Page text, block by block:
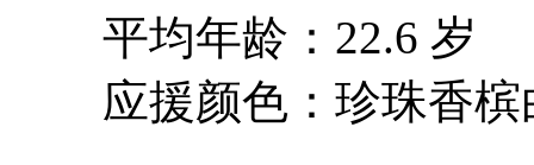
平均年龄：22.6 岁
应援颜色：珍珠香槟